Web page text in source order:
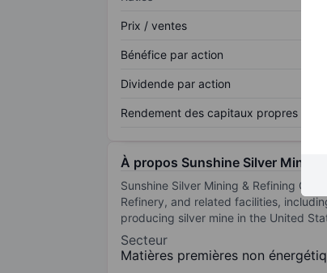
Prix / ventes
Bénéfice par action
Dividende par action
Rendement des capitaux propres
À propos Sunshine Silver Mining
Sunshine Silver Mining & Refining Co
Refinery, and related facilities,
producing silver mine in the United
Secteur
Matières premières non